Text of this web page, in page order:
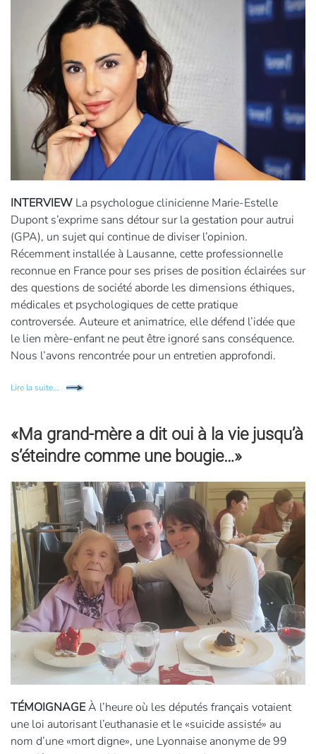
INTERVIEW La psychologue clinicienne Marie-Estelle
Dupont s’exprime sans détour sur la gestation pour autrui
(GPA), un sujet qui continue de diviser l’opinion.
Récemment installée à Lausanne, cette professionnelle
reconnue en France pour ses prises de position éclairées sur
des questions de société aborde les dimensions éthiques,
médicales et psychologiques de cette pratique
controversée. Auteure et animatrice, elle défend l’idée que
le lien mère-enfant ne peut être ignoré sans conséquence.
Nous l’avons rencontrée pour un entretien approfondi.
Lire la suite...
«Ma grand-mère a dit oui à la vie jusqu’à
s’éteindre comme une bougie…»
TÉMOIGNAGEÀ l’heure où les députés français votaient
une loi autorisant l’euthanasie et le «suicide assisté» au
nom d’une «mort digne», une Lyonnaise anonyme de 99